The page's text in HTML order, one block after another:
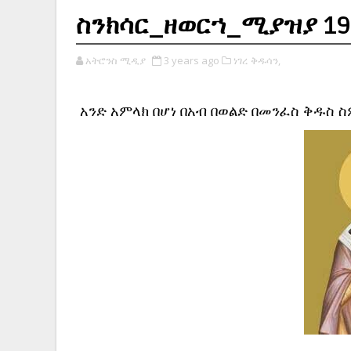
ስንክሳር_ዘወርኀ_ሚያዝያ 19
አትሮንስ ሚዲያ 3 years ago ነገረ ቅዱሳን,
አንድ አምላክ በሆነ በአብ በወልድ በመንፈስ ቅዱስ